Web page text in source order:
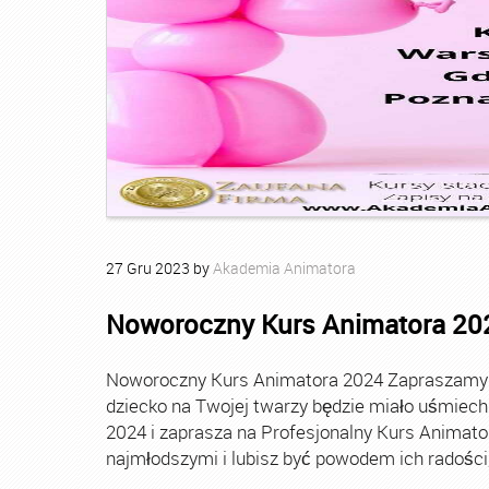
27 Gru 2023 byAkademia Animatora
Noworoczny Kurs Animatora
Noworoczny Kurs Animatora 2024
dziecko na Twojej twarzy będzie miało
2024 i zaprasza na Profesjonalny Kurs
najmłodszymi i lubisz być powodem ich